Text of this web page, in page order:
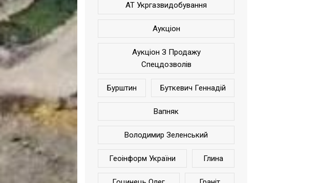
АТ Укргазвидобування
Аукціон
Аукціон З Продажу
Спецдозволів
Бурштин Буткевич Геннадій
Вапняк
Володимир Зеленський
Геоінформ України Глина